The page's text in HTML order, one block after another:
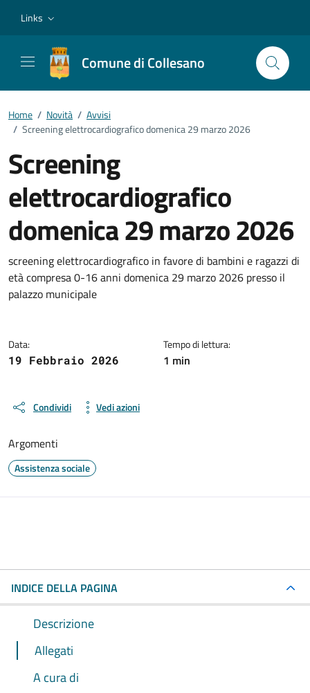
Links
Comune di Collesano
Home / Novità / Avvisi
/ Screening elettrocardiografico domenica 29 marzo 2026
Screening
elettrocardiografico
domenica 29 marzo 2026
Dettagli della notizia
screening elettrocardiografico in favore di bambini e ragazzi di
età compresa 0-16 anni domenica 29 marzo 2026 presso il
palazzo municipale
Data:
19 Febbraio 2026
Tempo di lettura:
1 min
Condividi Vedi azioni
Argomenti
Assistenza sociale
INDICE DELLA PAGINA
Descrizione
Allegati
A cura di